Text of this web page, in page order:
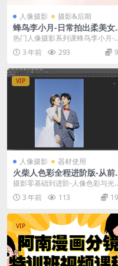
人像摄影 摄影&后期
蜂鸟李小月-日常拍出柔美女
神-前后期摄影教程
热门人像摄影系列课蜂鸟李小月-
常拍出柔美女神-前后期摄影教程 精
心挑选时下热门...
3 年前 293
VIP
人像摄影 器材使用
火柴人色彩全程进阶版-从前
到后期解构色彩美学
摄影零基础到进阶-人像色彩与光
系列课 适合人群 1、有一定摄影基
础想要提高的摄...
3 年前 113
VIP